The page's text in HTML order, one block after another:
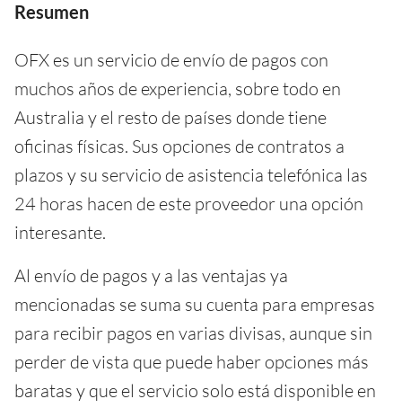
Resumen
OFX es un servicio de envío de pagos con
muchos años de experiencia, sobre todo en
Australia y el resto de países donde tiene
oficinas físicas. Sus opciones de contratos a
plazos y su servicio de asistencia telefónica las
24 horas hacen de este proveedor una opción
interesante.
Al envío de pagos y a las ventajas ya
mencionadas se suma su cuenta para empresas
para recibir pagos en varias divisas, aunque sin
perder de vista que puede haber opciones más
baratas y que el servicio solo está disponible en